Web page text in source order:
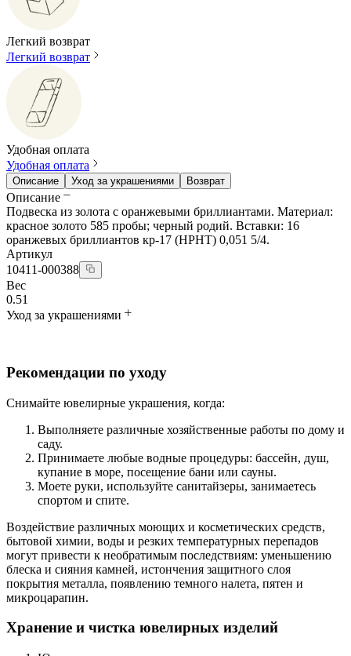
Легкий возврат
Легкий возврат
Удобная оплата
Удобная оплата
Описание Уход за украшениями Возврат
Описание
Подвеска из золота с оранжевыми бриллиантами. Материал:
красное золото 585 пробы; черный родий. Вставки: 16
оранжевых бриллиантов кр-17 (HPHT) 0,051 5/4.
Артикул
10411-000388
Вес
0.51
Уход за украшениями
Рекомендации по уходу
Снимайте ювелирные украшения, когда:
Выполняете различные хозяйственные работы по дому и
саду.
Принимаете любые водные процедуры: бассейн, душ,
купание в море, посещение бани или сауны.
Моете руки, используйте санитайзеры, занимаетесь
спортом и спите.
Воздействие различных моющих и косметических средств,
бытовой химии, воды и резких температурных перепадов
могут привести к необратимым последствиям: уменьшению
блеска и сияния камней, истончения защитного слоя
покрытия металла, появлению темного налета, пятен и
микроцарапин.
Хранение и чистка ювелирных изделий